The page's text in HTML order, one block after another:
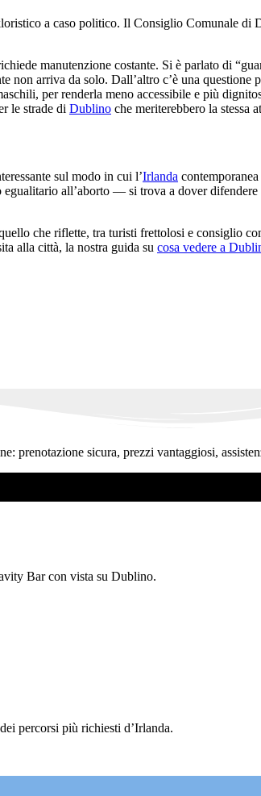
a caso politico. Il Consiglio Comunale di
manutenzione costante. Si è parlato di
non arriva da solo. Dall’altro c’è una
per renderla meno accessibile e più
le strade di Dublino che meriterebbero la stessa
sul modo in cui l’Irlanda
all’aborto — si trova a dover
che riflette, tra turisti frettolosi e consiglio
alla città, la nostra guida su cosa vedere a
prenotazione sicura, prezzi vantaggiosi,
Bar con vista su Dublino.
percorsi più richiesti d’Irlanda.